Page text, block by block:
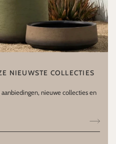
NIEUWSTE COLLECTIES
nieuwe collecties en